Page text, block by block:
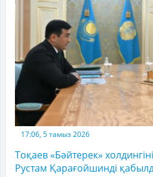
17:06, 5 тамыз 2026
Тоқаев «Бәйтерек»
Рустам Қарағойшинді